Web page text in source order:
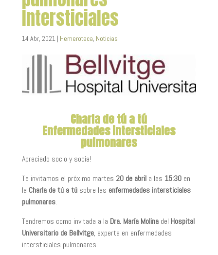
Intersticiales
14 Abr, 2021| Hemeroteca, Noticias
Charla de tú a tú
Enfermedades intersticiales
pulmonares
Apreciado socio y socia!
Te invitamos el próximo martes 20 de abrila las 15:30en
la Charla de tú a túsobre las enfermedades intersticiales
pulmonares.
Tendremos como invitada a la Dra. María Molinadel Hospital
Universitario de Bellvitge, experta en enfermedades
intersticiales pulmonares.